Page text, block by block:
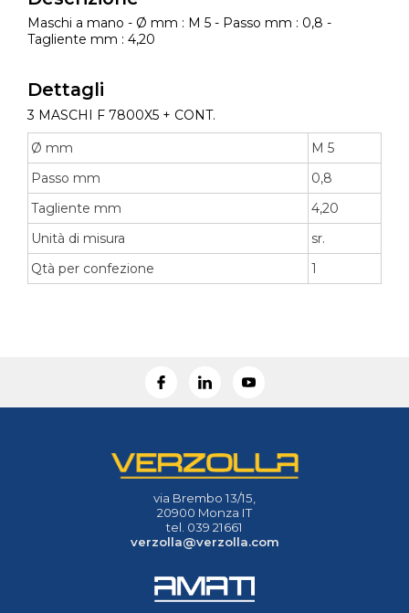
Maschi a mano - Ø mm : M 5 - Passo mm : 0,8 -
Tagliente mm : 4,20
Dettagli
3 MASCHI F 7800X5 + CONT.
Ø mm
M 5
Passo mm
0,8
Tagliente mm
4,20
Unità di misura
sr.
Qtà per confezione
1
via Brembo 13/15,
20900 Monza IT
tel. 039 21661
verzolla@verzolla.com